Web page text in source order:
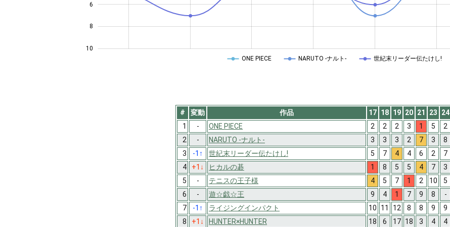
6
8
10
ONE PIECE NARUTO -ナルト- 世紀末リーダー伝たけし!
# 変動 作品 17 18 19 20 21 23 24
1
- ONE PIECE 2 2 2 3 1 5 2
2
- NARUTO -ナルト- 3 3 3 2 7 3 8
3
-1 ↑ 世紀末リーダー伝たけし! 5 7 4 4 6 2 7
4
+1 ↓ ヒカルの碁 1 8 5 5 4 7 3
5
- テニスの王子様 4 5 7 1 2 10 5
6
- 遊☆戯☆王 9 4 1 7 9 8 -
7
-1 ↑ ライジングインパクト 10 11 12 8 8 9 9
8
+1 ↓ HUNTER×HUNTER 18 6 17 18 3 4 4